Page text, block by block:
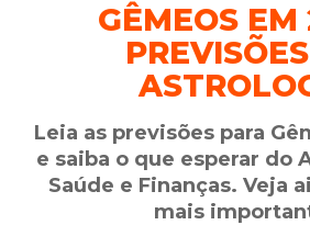
GÊMEOS
Leia as previsões para
e saiba o que esperar do
Saúde e Finanças. Veja
mais